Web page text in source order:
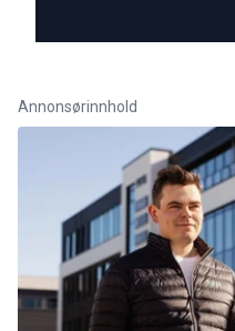
Annonsørinnhold